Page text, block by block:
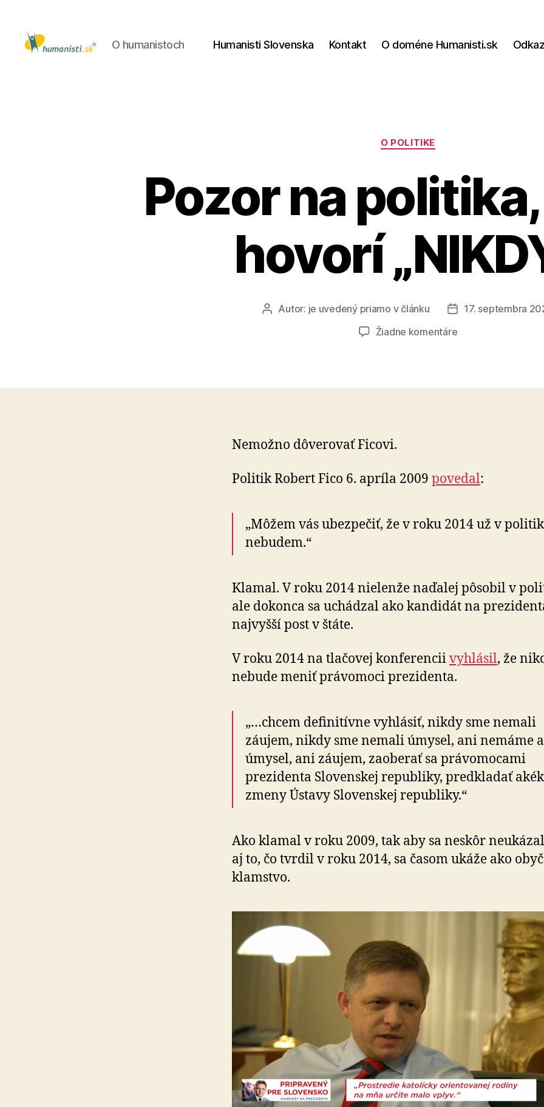
O humanistoch Humanisti Slovenska Kontakt O doméne Humanisti.sk
Kategórie
O POLITIKE
Pozor na
hovorí
AutorAutor: je uvedený priamo v článku
Dátum
17. septembra
Žiadne komentárena
ktorý
Nemožno dôverovať Ficovi.
Politik Robert Fico 6. apríla 2009 povedal:
„Môžem vás ubezpečiť, že v roku 2014 už v
nebudem.“
Klamal. V roku 2014 nielenže naďalej pôsobil v
ale dokonca sa uchádzal ako kandidát na
najvyšší post v štáte.
V roku 2014 na tlačovej konferenciivyhlásil, že
nebude meniť právomoci prezidenta.
„…chcem definitívne vyhlásiť, nikdy sme nemali
záujem, nikdy sme nemali úmysel, ani nemáme
úmysel, ani záujem, zaoberať sa právomocami
prezidenta Slovenskej republiky, predkladať
zmeny Ústavy Slovenskej republiky.“
Ako klamal v roku 2009, tak aby sa neskôr
aj to, čo tvrdil v roku 2014, sa časom ukáže ako
klamstvo.